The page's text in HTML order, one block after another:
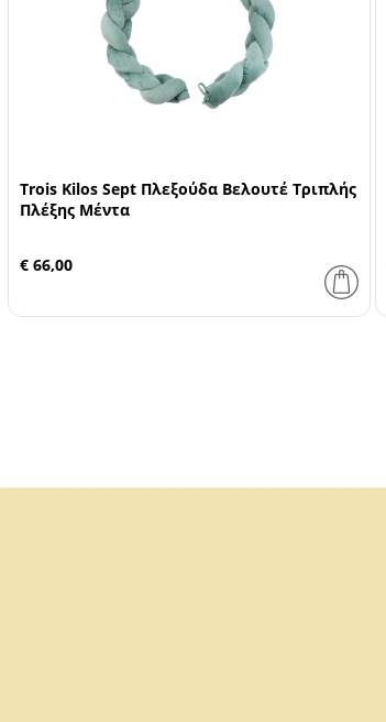
Trois Kilos Sept Πλεξούδα Βελουτέ Τριπλής
Πλέξης Μέντα
€ 66,00